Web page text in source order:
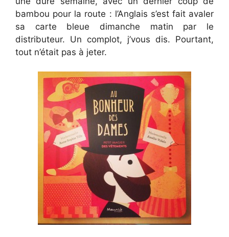
bambou pour la route : l’Anglais s’est fait avaler
sa carte bleue dimanche matin par le
distributeur. Un complot, j’vous dis. Pourtant,
tout n’était pas à jeter.